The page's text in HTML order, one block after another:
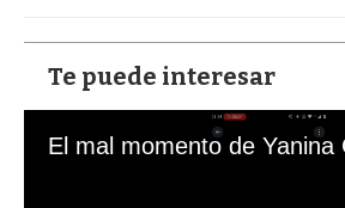
Te puede interesar